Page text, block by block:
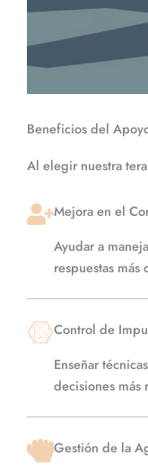
Beneficios del
Al elegir nuestra
Mejora en el
Ayudar a
respuestas más
Control de
Enseñar
decisiones más
Gestión de la